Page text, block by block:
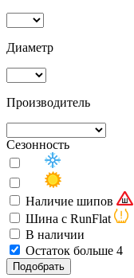
Диаметр
Производитель
Сезонность
Наличие шипов
Шина с RunFlat
В наличии
Остаток больше 4
Подобрать